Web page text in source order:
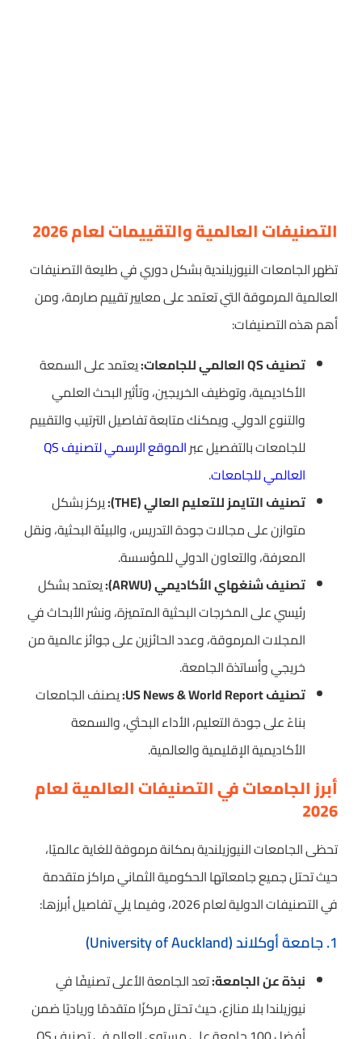
التصنيفات العالمية والتقييمات لعام 2026
تظهر الجامعات النيوزيلندية بشكل دوري في طليعة التصنيفات
العالمية المرموقة التي تعتمد على معايير تقييم صارمة، ومن
أهم هذه التصنيفات:
تصنيف QS العالمي للجامعات:
يعتمد على السمعة
الأكاديمية، وتوظيف الخريجين، وتأثير البحث العلمي
والتنوع الدولي. ويمكنك متابعة تفاصيل الترتيب والتقييم
للجامعات بالتفصيل عبر
الموقع الرسمي لتصنيف QS
العالمي للجامعات.
تصنيف التايمز للتعليم العالي (THE):
يركز بشكل
متوازن على مجالات جودة التدريس، والبيئة البحثية، ونقل
المعرفة، والتعاون الدولي للمؤسسة.
تصنيف شنغهاي الأكاديمي (ARWU):
يعتمد بشكل
رئيسي على المخرجات البحثية المتميزة، ونشر الأبحاث في
المجلات المرموقة، وعدد الحائزين على جوائز عالمية من
خريجي وأساتذة الجامعة.
تصنيف US News & World Report:
يصنف الجامعات
بناءً على جودة التعليم، الأداء البحثي، والسمعة
الأكاديمية الإقليمية والعالمية.
أبرز الجامعات في التصنيفات العالمية لعام
2026
تحظى الجامعات النيوزيلندية بمكانة مرموقة للغاية عالميًا،
حيث تحتل جميع جامعاتها الحكومية الثماني مراكز متقدمة
في التصنيفات الدولية لعام 2026، وفيما يلي تفاصيل أبرزها:
1. جامعة أوكلاند (University of Auckland)
نبذة عن الجامعة:تعد الجامعة الأعلى تصنيفًا في
نيوزيلندا بلا منازع، حيث تحتل مركزًا متقدمًا ورياديًا ضمن